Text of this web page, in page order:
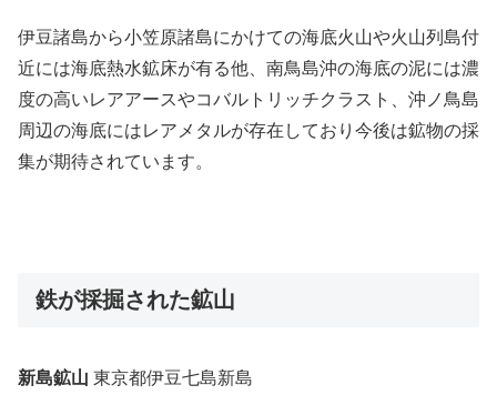
伊豆諸島から小笠原諸島にかけての海底火山や火山列島付
近には海底熱水鉱床が有る他、南鳥島沖の海底の泥には濃
度の高いレアアースやコバルトリッチクラスト、沖ノ鳥島
周辺の海底にはレアメタルが存在しており今後は鉱物の採
集が期待されています。
鉄が採掘された鉱山
新島鉱山 東京都伊豆七島新島